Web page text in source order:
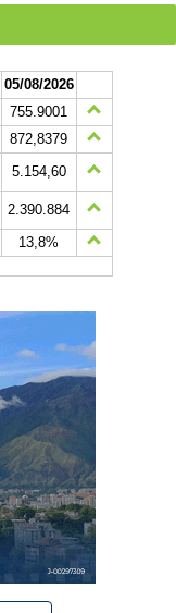
05/08/2026
755.9001
872,8379
5.154,60
2.390.884
13,8%